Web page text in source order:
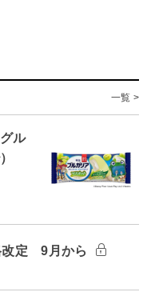
一覧 >
ル
改定 9月から